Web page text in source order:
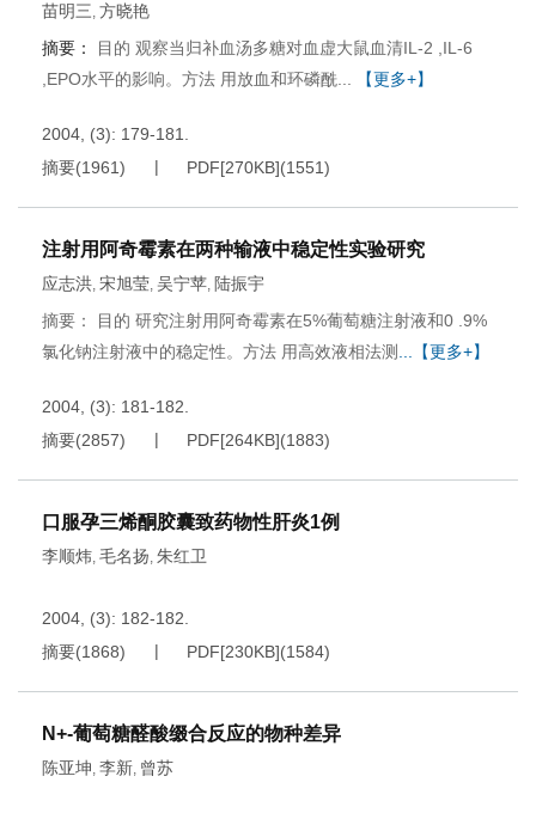
苗明三, 方晓艳
摘要：
目的 观察当归补血汤多糖对血虚大鼠血清IL-2 ,IL-6
,EPO水平的影响。方法 用放血和环磷酰...
【更多+】
2004, (3): 179-181.
摘要(1961) PDF[270KB](1551)
注射用阿奇霉素在两种输液中稳定性实验研究
应志洪, 宋旭莹, 吴宁苹, 陆振宇
摘要： 目的 研究注射用阿奇霉素在5%葡萄糖注射液和0 .9%
氯化钠注射液中的稳定性。方法 用高效液相法测
...【更多+】
2004, (3): 181-182.
摘要(2857) PDF[264KB](1883)
口服孕三烯酮胶囊致药物性肝炎1例
李顺炜, 毛名扬, 朱红卫
2004, (3): 182-182.
摘要(1868) PDF[230KB](1584)
N+-葡萄糖醛酸缀合反应的物种差异
陈亚坤, 李新, 曾苏